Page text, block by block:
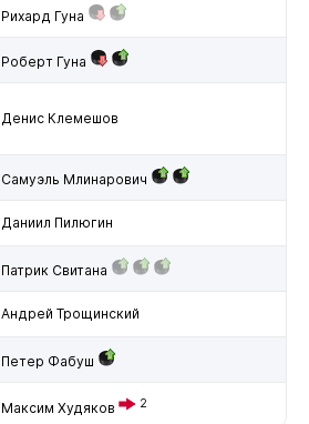
Рихард Гуна
Роберт Гуна
Денис Клемешов
Самуэль Млинарович
Даниил Пилюгин
Патрик Свитана
Андрей Трощинский
Петер Фабуш
Максим Худяков 2